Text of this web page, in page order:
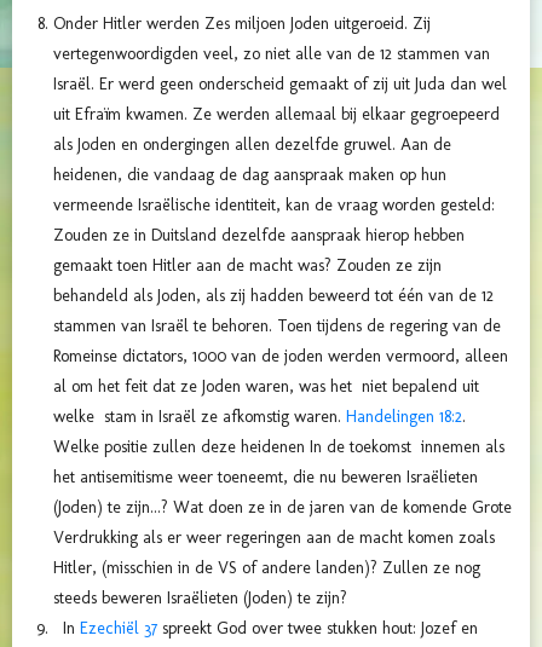
Onder Hitler werden Zes miljoen Joden uitgeroeid. Zij
vertegenwoordigden veel, zo niet alle van de 12 stammen van
Israël. Er werd geen onderscheid gemaakt of zij uit Juda dan wel
uit Efraïm kwamen. Ze werden allemaal bij elkaar gegroepeerd
als Joden en ondergingen allen dezelfde gruwel. Aan de
heidenen, die vandaag de dag aanspraak maken op hun
vermeende Israëlische identiteit, kan de vraag worden gesteld:
Zouden ze in Duitsland dezelfde aanspraak hierop hebben
gemaakt toen Hitler aan de macht was? Zouden ze zijn
behandeld als Joden, als zij hadden beweerd tot één van de 12
stammen van Israël te behoren. Toen tijdens de regering van de
Romeinse dictators, 1000 van de joden werden vermoord, alleen
al om het feit dat ze Joden waren, was het niet bepalend uit
welke stam in Israël ze afkomstig waren. Handelingen 18:2.
Welke positie zullen deze heidenen In de toekomst innemen als
het antisemitisme weer toeneemt, die nu beweren Israëlieten
(Joden) te zijn...? Wat doen ze in de jaren van de komende Grote
Verdrukking als er weer regeringen aan de macht komen zoals
Hitler, (misschien in de VS of andere landen)? Zullen ze nog
steeds beweren Israëlieten (Joden) te zijn?
In Ezechiël 37 spreekt God over twee stukken hout: Jozef en